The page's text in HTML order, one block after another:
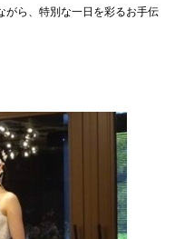
がら、特別な一日を彩るお手伝